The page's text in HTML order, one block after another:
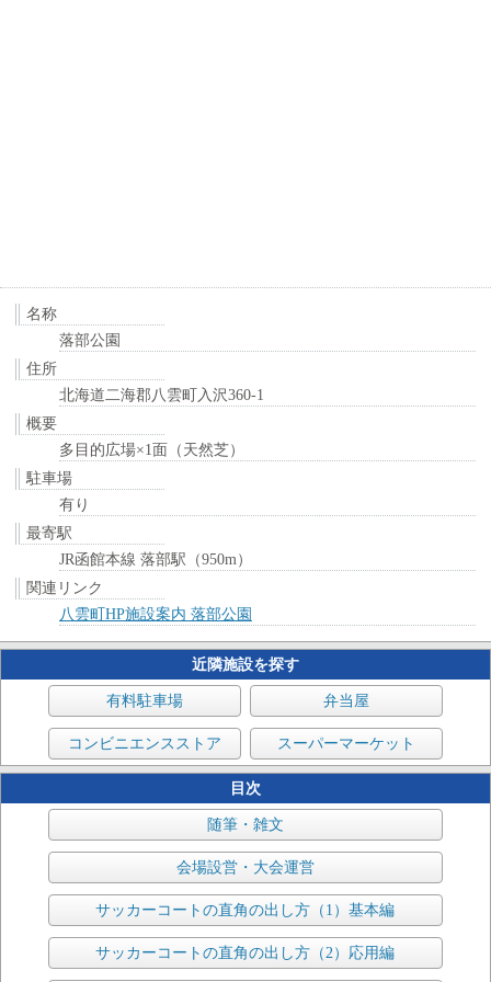
名称
落部公園
住所
北海道二海郡八雲町入沢360-1
概要
多目的広場×1面（天然芝）
駐車場
有り
最寄駅
JR函館本線 落部駅（950m）
関連リンク
八雲町HP施設案内 落部公園
近隣施設を探す
有料駐車場 弁当屋
コンビニエンスストア スーパーマーケット
目次
随筆・雑文
会場設営・大会運営
サッカーコートの直角の出し方（1）基本編
サッカーコートの直角の出し方（2）応用編